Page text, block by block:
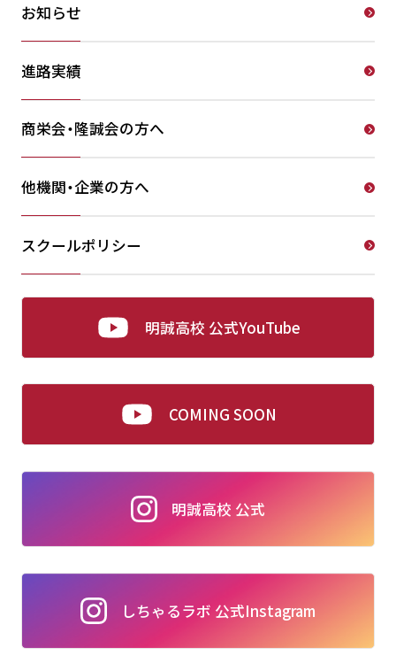
お知らせ
進路実績
商栄会・隆誠会の方へ
他機関・企業の方へ
スクールポリシー
明誠高校 公式YouTube
COMING SOON
明誠高校 公式
しちゃるラボ 公式Instagram